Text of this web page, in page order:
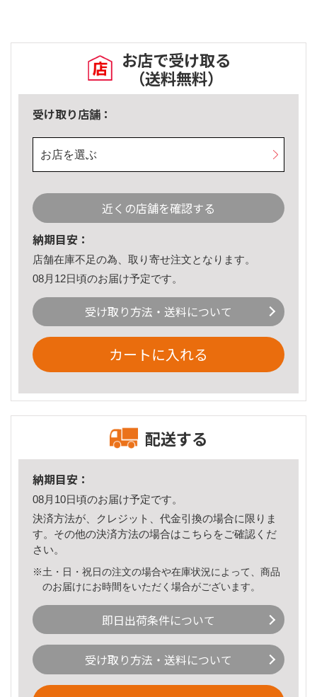
お店で受け取る
（送料無料）
受け取り店舗：
お店を選ぶ
近くの店舗を確認する
納期目安：
店舗在庫不足の為、取り寄せ注文となります。
08月12日頃のお届け予定です。
受け取り方法・送料について
カートに入れる
配送する
納期目安：
08月10日頃のお届け予定です。
決済方法が、クレジット、代金引換の場合に限りま
す。その他の決済方法の場合はこちら をご確認くだ
さい。
※土・日・祝日の注文の場合や在庫状況によって、商品
のお届けにお時間をいただく場合がございます。
即日出荷条件について
受け取り方法・送料について